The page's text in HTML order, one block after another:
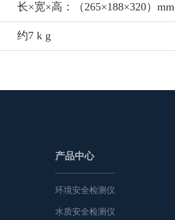
长×宽×高：（265×188×320）mm
约7 k g
产品中心
环境安全检测仪
水质安全检测仪